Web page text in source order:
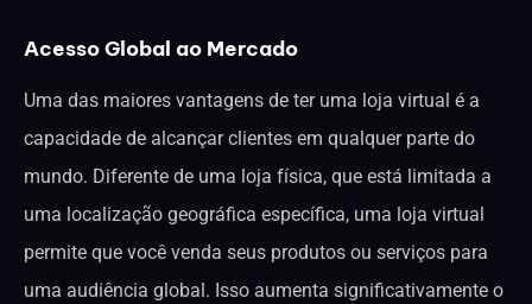
Acesso Global ao Mercado
Uma das maiores vantagens de ter uma loja virtual é a
capacidade de alcançar clientes em qualquer parte do
mundo. Diferente de uma loja física, que está limitada a
uma localização geográfica específica, uma loja virtual
permite que você venda seus produtos ou serviços para
uma audiência global. Isso aumenta significativamente o